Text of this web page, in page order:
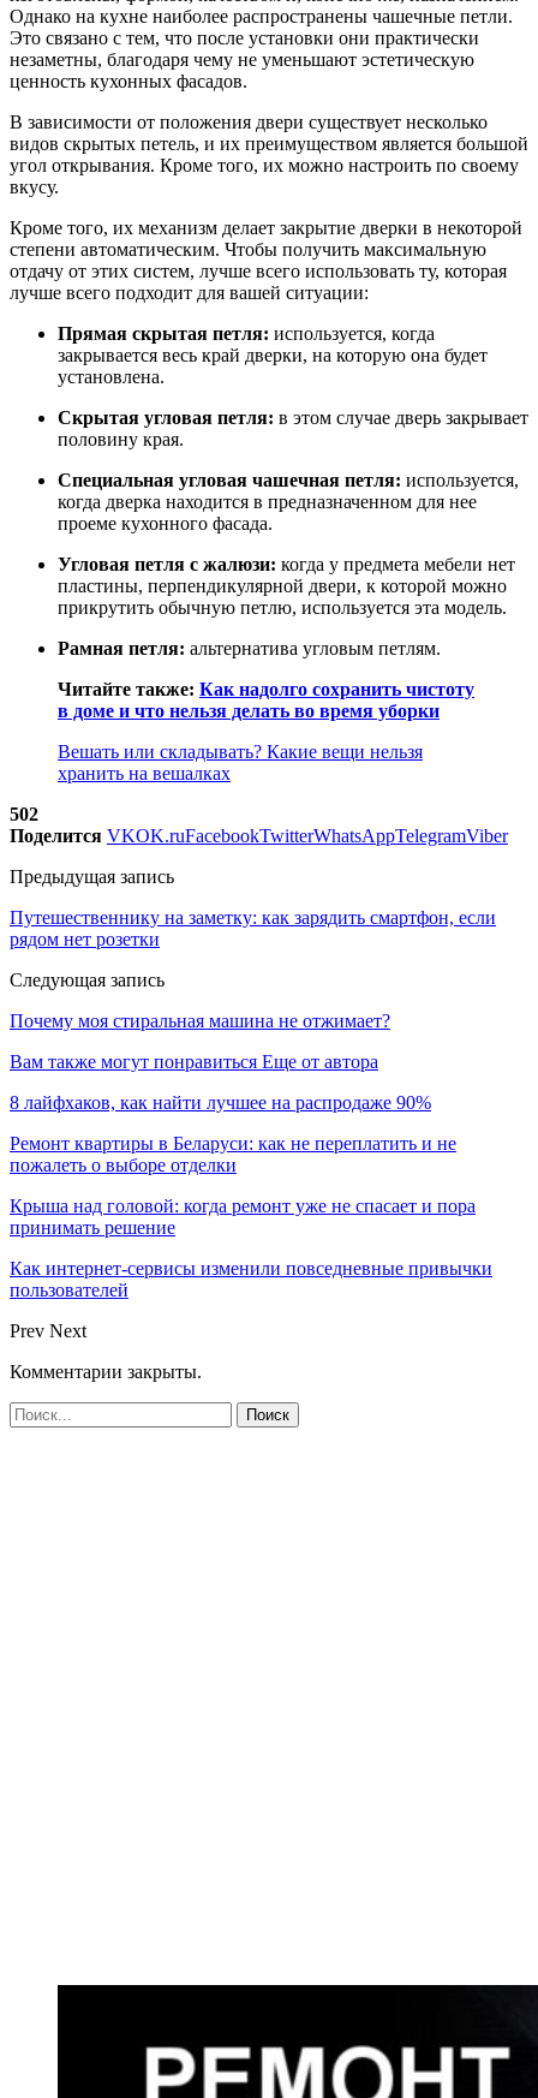
Однако на кухне наиболее распространены чашечные петли.
Это связано с тем, что после установки они практически
незаметны, благодаря чему не уменьшают эстетическую
ценность кухонных фасадов.
В зависимости от положения двери существует несколько
видов скрытых петель, и их преимуществом является большой
угол открывания. Кроме того, их можно настроить по своему
вкусу.
Кроме того, их механизм делает закрытие дверки в некоторой
степени автоматическим. Чтобы получить максимальную
отдачу от этих систем, лучше всего использовать ту, которая
лучше всего подходит для вашей ситуации:
Прямая скрытая петля: используется, когда
закрывается весь край дверки, на которую она будет
установлена.
Скрытая угловая петля: в этом случае дверь закрывает
половину края.
Специальная угловая чашечная петля: используется,
когда дверка находится в предназначенном для нее
проеме кухонного фасада.
Угловая петля с жалюзи: когда у предмета мебели нет
пластины, перпендикулярной двери, к которой можно
прикрутить обычную петлю, используется эта модель.
Рамная петля: альтернатива угловым петлям.
Читайте также: Как надолго сохранить чистоту
в доме и что нельзя делать во время уборки
Вешать или складывать? Какие вещи нельзя
хранить на вешалках
502
Поделится VKOK.ruFacebookTwitterWhatsAppTelegramViber
Предыдущая запись
Путешественнику на заметку: как зарядить смартфон, если
рядом нет розетки
Следующая запись
Почему моя стиральная машина не отжимает?
Вам также могут понравиться Еще от автора
8 лайфхаков, как найти лучшее на распродаже 90%
Ремонт квартиры в Беларуси: как не переплатить и не
пожалеть о выборе отделки
Крыша над головой: когда ремонт уже не спасает и пора
принимать решение
Как интернет-сервисы изменили повседневные привычки
пользователей
Prev Next
Комментарии закрыты.